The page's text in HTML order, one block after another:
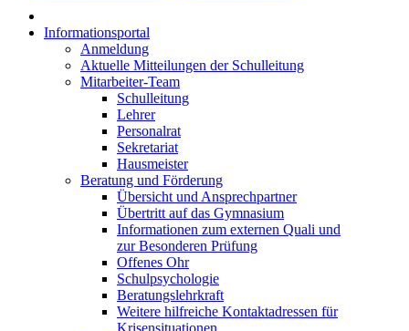
Informationsportal
Anmeldung
Aktuelle Mitteilungen der Schulleitung
Mitarbeiter-Team
Schulleitung
Lehrer
Personalrat
Sekretariat
Hausmeister
Beratung und Förderung
Übersicht und Ansprechpartner
Übertritt auf das Gymnasium
Informationen zum externen Quali und
zur Besonderen Prüfung
Offenes Ohr
Schulpsychologie
Beratungslehrkraft
Weitere hilfreiche Kontaktadressen für
Krisensituationen